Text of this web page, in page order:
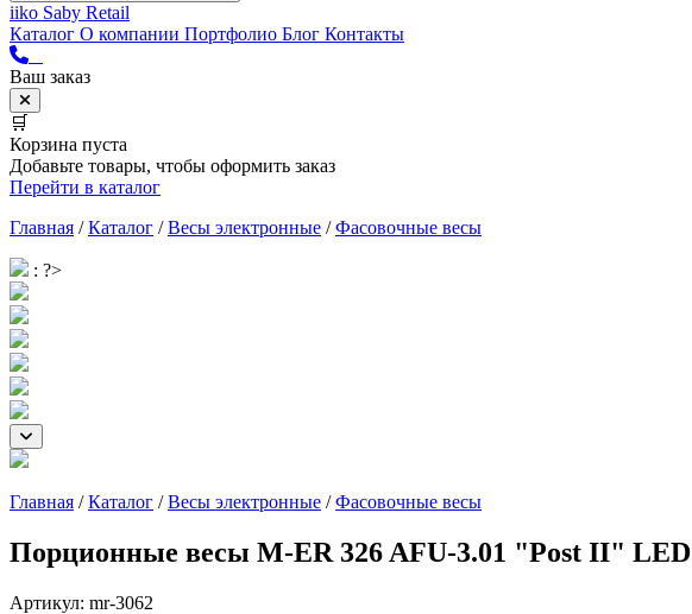
iiko Saby Retail
Каталог О компании Портфолио Блог Контакты
Ваш заказ
🛒
Корзина пуста
Добавьте товары, чтобы оформить заказ
Перейти в каталог
Главная /Каталог /Весы электронные /Фасовочные весы
: ?>
Главная /Каталог /Весы электронные /Фасовочные весы
Порционные весы M-ER 326 AFU-3.01 "Post II" LED
Артикул: mr-3062